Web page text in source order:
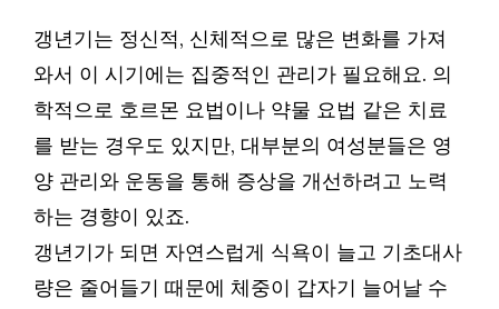
갱년기는 정신적, 신체적으로 많은 변화를 가져
와서 이 시기에는 집중적인 관리가 필요해요. 의
학적으로 호르몬 요법이나 약물 요법 같은 치료
를 받는 경우도 있지만, 대부분의 여성분들은 영
양 관리와 운동을 통해 증상을 개선하려고 노력
하는 경향이 있죠.
갱년기가 되면 자연스럽게 식욕이 늘고 기초대사
량은 줄어들기 때문에 체중이 갑자기 늘어날 수